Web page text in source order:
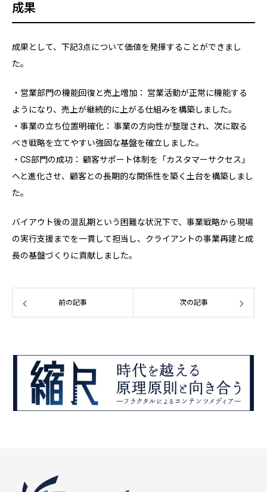
成果
成果として、下記3点について価値を発揮することができまし
た。
・営業部門の機能回復と売上増加： 営業活動が正常に機能する
ようになり、売上が継続的に上がる仕組みを構築しました。
・事業の立ち位置明確化： 事業の方向性が整理され、次に取る
べき戦略を立てやすい強固な基盤を確立しました。
・CS部門の成功： 顧客サポート体制を「カスタマーサクセス」
へと進化させ、顧客との長期的な関係性を築く土台を構築しまし
た。
バイアウト後の混乱期という困難な状況下で、事業戦略から現場
の実行支援までを一貫して担当し、クライアントの事業再建と成
長の基盤づくりに貢献しました。
前の記事 次の記事